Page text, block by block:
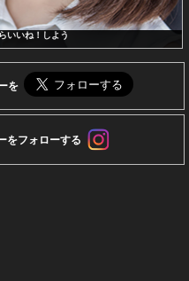
いいね！しよう
を
をフォローする